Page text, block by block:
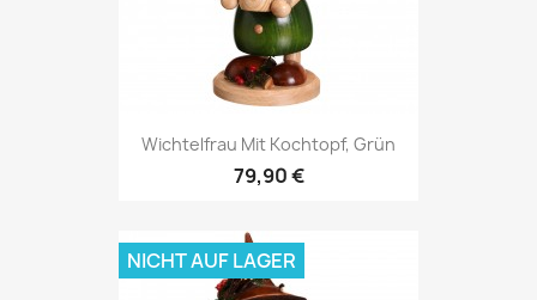
Wichtelfrau Mit Kochtopf, Grün
79,90 €
NICHT AUF LAGER